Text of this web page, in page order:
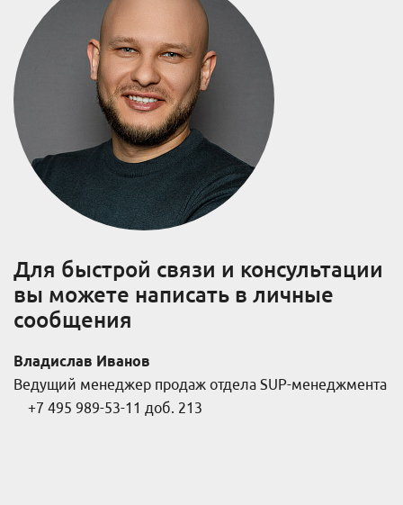
Для быстрой связи и консультации
вы можете написать в личные
сообщения
Владислав Иванов
Ведущий менеджер продаж отдела SUP-менеджмента
+7 495 989-53-11 доб. 213